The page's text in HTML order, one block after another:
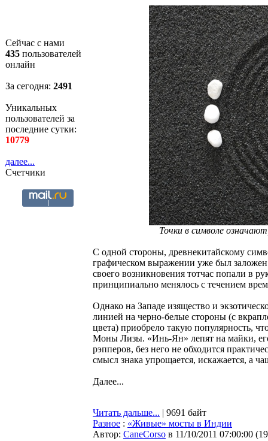
Сейчас с нами
435 пользователей
онлайн
За сегодня: 2492
Уникальных
пользователей за
последние сутки:
10779
далее...
Счетчики
Точки в символе
С одной стороны, древнекитайскому
графическом выражении уже был
своего возникновения тотчас попали в
принципиально менялось с течением
Однако на Западе изящество и
линией на черно-белые стороны (с
цвета) приобрело такую популярность,
Моны Лизы. «Инь-Ян» лепят на майки,
рэпперов, без него не обходится
смысл знака упрощается, искажается, а
Далее...
Читать дальше... | 9691 байт
Разное : «Живые» мосты в Индии
Автор: CaneCorso в 11/10/2011 07:00:00 (